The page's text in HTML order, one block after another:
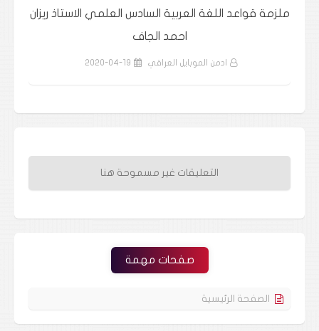
ملزمة قواعد اللغة العربية السادس العلمي الاستاذ ريزان
احمد الجاف
ادمن الموبايل العراقي 2020-04-19
التعليقات غير مسموحة هنا
صفحات مهمة
الصفحة الرئيسية